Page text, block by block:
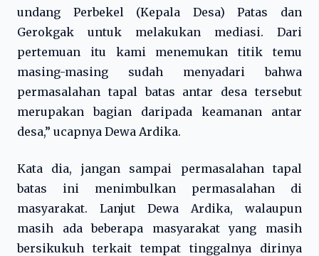
undang Perbekel (Kepala Desa) Patas dan
Gerokgak untuk melakukan mediasi. Dari
pertemuan itu kami menemukan titik temu
masing-masing sudah menyadari bahwa
permasalahan tapal batas antar desa tersebut
merupakan bagian daripada keamanan antar
desa,” ucapnya Dewa Ardika.
Kata dia, jangan sampai permasalahan tapal
batas ini menimbulkan permasalahan di
masyarakat. Lanjut Dewa Ardika, walaupun
masih ada beberapa masyarakat yang masih
bersikukuh terkait tempat tinggalnya dirinya